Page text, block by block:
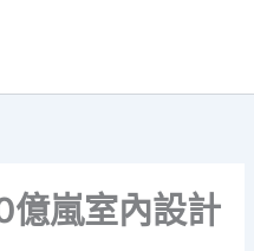
億嵐室內設計